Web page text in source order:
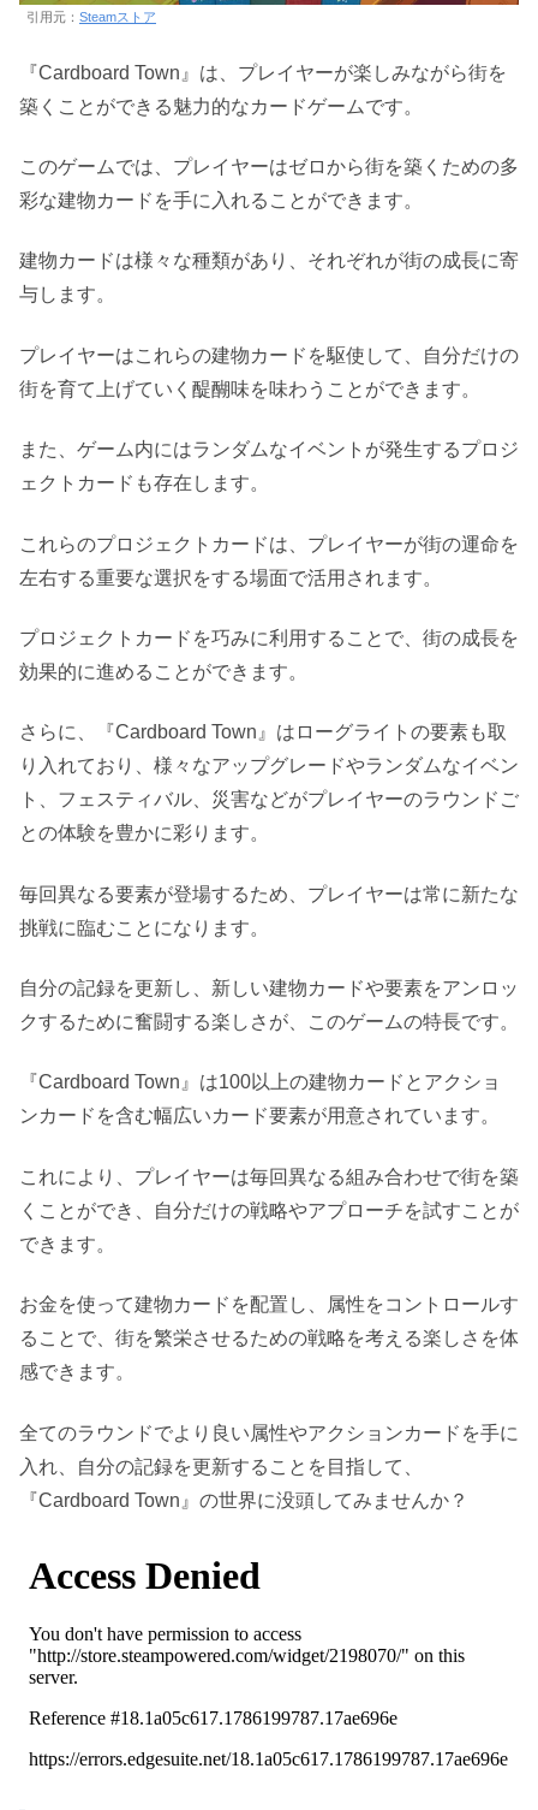
引用元： Steamストア
『Cardboard Town』は、プレイヤーが楽しみながら街を
築くことができる魅力的なカードゲームです。
このゲームでは、プレイヤーはゼロから街を築くための多
彩な建物カードを手に入れることができます。
建物カードは様々な種類があり、それぞれが街の成長に寄
与します。
プレイヤーはこれらの建物カードを駆使して、自分だけの
街を育て上げていく醍醐味を味わうことができます。
また、ゲーム内にはランダムなイベントが発生するプロジ
ェクトカードも存在します。
これらのプロジェクトカードは、プレイヤーが街の運命を
左右する重要な選択をする場面で活用されます。
プロジェクトカードを巧みに利用することで、街の成長を
効果的に進めることができます。
さらに、『Cardboard Town』はローグライトの要素も取
り入れており、様々なアップグレードやランダムなイベン
ト、フェスティバル、災害などがプレイヤーのラウンドご
との体験を豊かに彩ります。
毎回異なる要素が登場するため、プレイヤーは常に新たな
挑戦に臨むことになります。
自分の記録を更新し、新しい建物カードや要素をアンロッ
クするために奮闘する楽しさが、このゲームの特長です。
『Cardboard Town』は100以上の建物カードとアクショ
ンカードを含む幅広いカード要素が用意されています。
これにより、プレイヤーは毎回異なる組み合わせで街を築
くことができ、自分だけの戦略やアプローチを試すことが
できます。
お金を使って建物カードを配置し、属性をコントロールす
ることで、街を繁栄させるための戦略を考える楽しさを体
感できます。
全てのラウンドでより良い属性やアクションカードを手に
入れ、自分の記録を更新することを目指して、
『Cardboard Town』の世界に没頭してみませんか？